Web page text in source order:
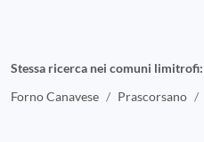
Stessa ricerca nei comuni limitrofi:
Forno Canavese
Prascorsano